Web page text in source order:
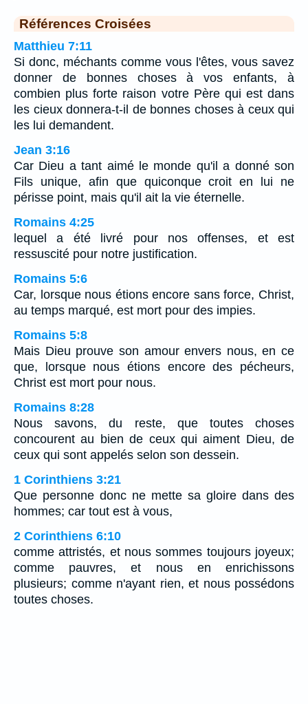
Références Croisées
Matthieu 7:11
Si donc, méchants comme vous l'êtes, vous savez
donner de bonnes choses à vos enfants, à
combien plus forte raison votre Père qui est dans
les cieux donnera-t-il de bonnes choses à ceux qui
les lui demandent.
Jean 3:16
Car Dieu a tant aimé le monde qu'il a donné son
Fils unique, afin que quiconque croit en lui ne
périsse point, mais qu'il ait la vie éternelle.
Romains 4:25
lequel a été livré pour nos offenses, et est
ressuscité pour notre justification.
Romains 5:6
Car, lorsque nous étions encore sans force, Christ,
au temps marqué, est mort pour des impies.
Romains 5:8
Mais Dieu prouve son amour envers nous, en ce
que, lorsque nous étions encore des pécheurs,
Christ est mort pour nous.
Romains 8:28
Nous savons, du reste, que toutes choses
concourent au bien de ceux qui aiment Dieu, de
ceux qui sont appelés selon son dessein.
1 Corinthiens 3:21
Que personne donc ne mette sa gloire dans des
hommes; car tout est à vous,
2 Corinthiens 6:10
comme attristés, et nous sommes toujours joyeux;
comme pauvres, et nous en enrichissons
plusieurs; comme n'ayant rien, et nous possédons
toutes choses.